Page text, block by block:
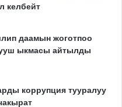
келбейт
даамын жоготпоо
ыкмасы айтылды
коррупция тууралуу